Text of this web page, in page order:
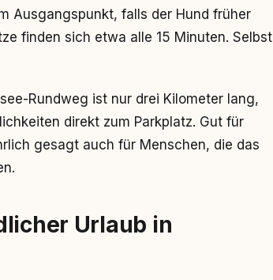
Ausgangspunkt, falls der Hund früher
finden sich etwa alle 15 Minuten. Selbst
Rundweg ist nur drei Kilometer lang,
direkt zum Parkplatz. Gut für
gesagt auch für Menschen, die das
Urlaub in